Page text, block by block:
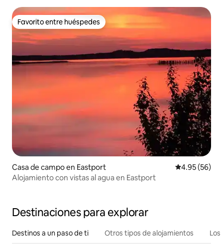
Favorito entre huéspedes
Favorito entre huéspedes
Casa de campo en Eastport Calificación
4.95 (56)
Alojamiento con vistas al agua en Eastport
Destinaciones para explorar
Destinos a un paso de ti Otros tipos de alojamientos